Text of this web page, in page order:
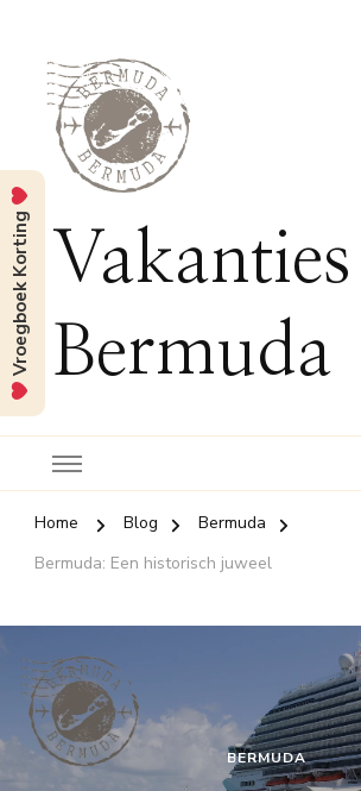
Bermuda
Home Blog
Bermuda
Bermuda: Een historisch juweel
BERMUDA
Vroegboek Korting